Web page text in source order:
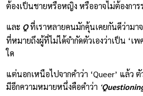
ต้องเป็นชายหรือหญิง หรืออาจไม่ต้องการ
และ Qที่เราหลายคนมักคุ้นเคยกันดีว่ามา
ที่หมายถึงผู้ที่ไม่ได้จำกัดตัวเองว่าเป็น ‘เ
ใด
แต่นอกเหนือไปจากคำว่า ‘Queer’ แล้ว ตั
มีอีกความหมายหนึ่งคือคำว่า